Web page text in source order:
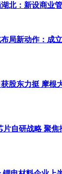
北：新设商业
局新动作：成
股东力挺 摩根
片自研战略 聚